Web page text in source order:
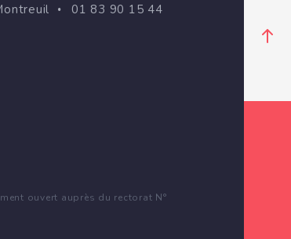
01 83 90 15 44
ouvert auprès du rectorat N°